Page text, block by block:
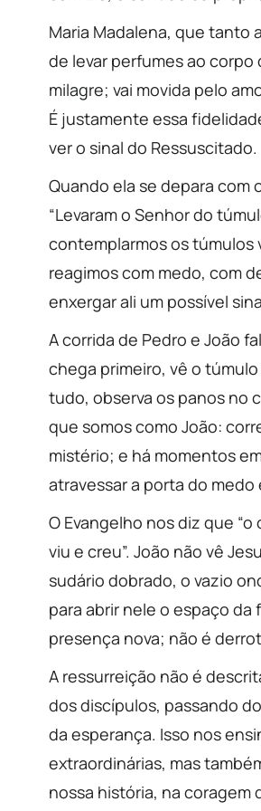
Maria Madalena, que tanto
de levar perfumes ao corpo
milagre; vai movida pelo
É justamente essa
ver o sinal do Ressuscitado.
Quando ela se depara com
“Levaram o Senhor do
contemplarmos os túmulos
reagimos com medo, com
enxergar ali um possível
A corrida de Pedro e João
chega primeiro, vê o
tudo, observa os panos no
que somos como João:
mistério; e há momentos
atravessar a porta do
O Evangelho nos diz que
viu e creu”. João não vê
sudário dobrado, o vazio
para abrir nele o espaço
presença nova; não é
A ressurreição não é
dos discípulos, passando
da esperança. Isso nos
extraordinárias, mas
nossa história, na coragem